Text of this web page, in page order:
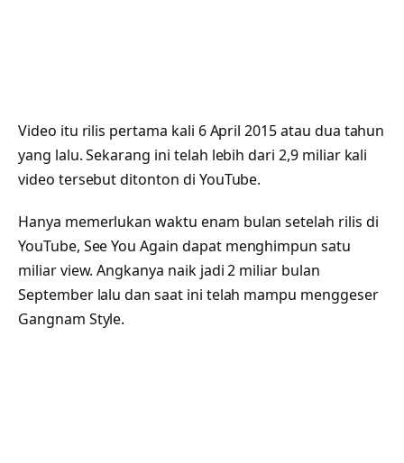
Video itu rilis pertama kali 6 April 2015 atau dua tahun
yang lalu. Sekarang ini telah lebih dari 2,9 miliar kali
video tersebut ditonton di YouTube.
Hanya memerlukan waktu enam bulan setelah rilis di
YouTube, See You Again dapat menghimpun satu
miliar view. Angkanya naik jadi 2 miliar bulan
September lalu dan saat ini telah mampu menggeser
Gangnam Style.